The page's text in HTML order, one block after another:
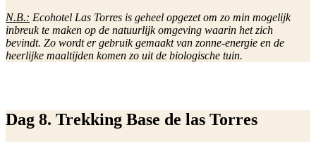
N.B.: Ecohotel Las Torres is geheel opgezet om zo min mogelijk
inbreuk te maken op de natuurlijk omgeving waarin het zich
bevindt. Zo wordt er gebruik gemaakt van zonne-energie en de
heerlijke maaltijden komen zo uit de biologische tuin.
Dag 8. Trekking Base de las Torres